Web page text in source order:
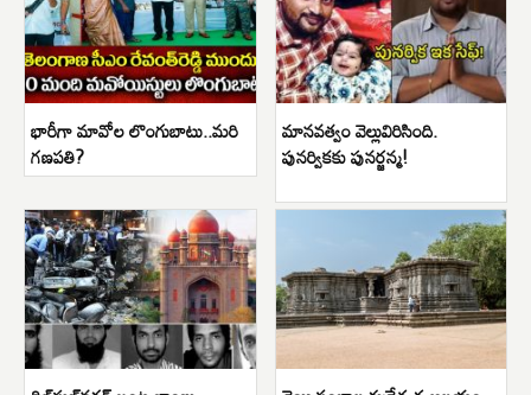
భారీగా మావోల లొంగుబాటు..మరి
గణపతి?
మానవత్వం వెల్లువిరిసింది.
పునర్వికకు పునర్జన్మ!